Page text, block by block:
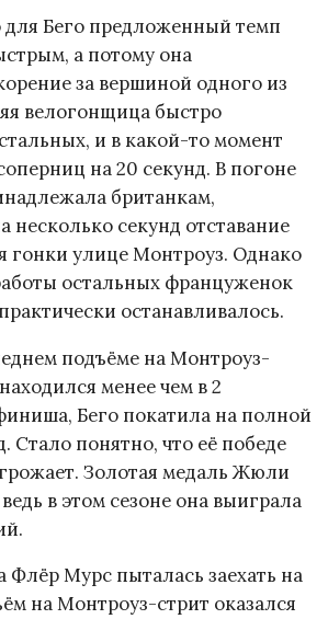
для Бего предложенный темп
а потому она
за вершиной одного из
велогонщица быстро
и в какой-то момент
на 20 секунд. В погоне
британкам,
несколько секунд отставание
гонки улице Монтроуз. Однако
остальных француженок
останавливалось.
подъёме на Монтроуз-
менее чем в 2
Бего покатила на полной
Стало понятно, что её победе
Золотая медаль Жюли
в этом сезоне она выиграла
Флёр Мурс пыталась заехать на
на Монтроуз-стрит оказался